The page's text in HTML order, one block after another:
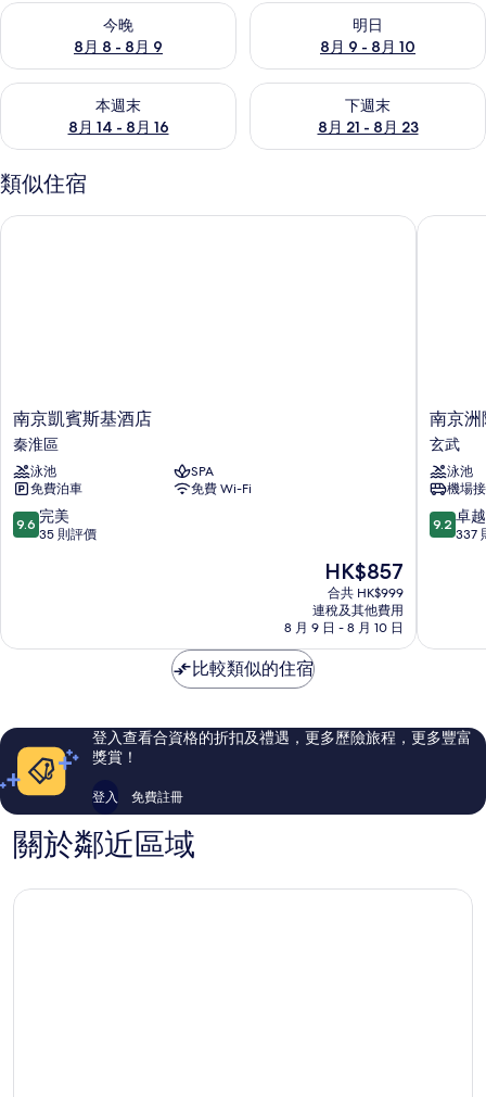
今晚
8月 8 - 8月 9
查看今晚 8月 8 - 8月 9的可訂空房
明日
8月 9 - 8月 10
查看明日 8月 9 - 8月 10的可訂
本週末
8月 14 - 8月 16
查看本週末 8月 14 - 8月 16的可訂空房
下週末
8月 21 - 8月 23
查看下週末 8月 21 - 8月 23的
類似住宿
南
京
凱
賓
斯
基
酒
南京凱賓斯基酒店
秦淮區
泳池
SPA
免費泊車
免費 Wi-Fi
9.6
分
完
評
價
評
9.6 完美
35 則評價
現
售
HK$857
HK$857
合共 HK$999
連稅及其他費用
8 月 9 日 - 8 月 10 日
南京凱賓斯基酒店
南
京
洲
際
酒
店
玄
南京洲
玄武
泳池
機場
9.2
分
卓
評
價
9.2 卓越
337
南京洲
比較類似的住宿
登入查看合資格的折扣及禮遇，更多歷險旅程，更多豐富
獎賞！
登入 免費註冊
關於鄰近區域